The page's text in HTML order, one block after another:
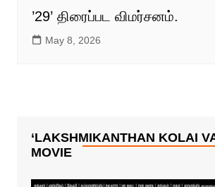
’29’ திரைப்பட விமர்சனம்.
May 8, 2026
‘LAKSHMIKANTHAN KOLAI
MOVIE